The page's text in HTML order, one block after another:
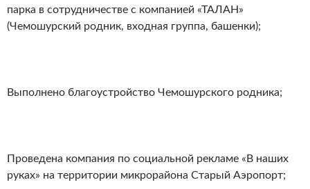
парка в сотрудничестве с компанией «ТАЛАН»
(Чемошурский родник, входная группа, башенки);
Выполнено благоустройство Чемошурского родника;
Проведена компания по социальной рекламе «В наших
руках» на территории микрорайона Старый Аэропорт;